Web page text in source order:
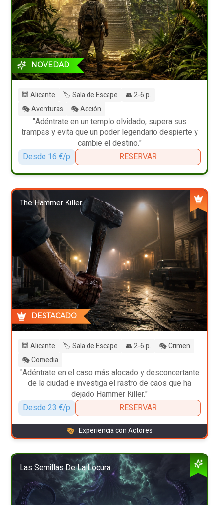
NOVEDAD
🕍 Alicante 🏷️ Sala de Escape
👥 2-6 p.
🎭 Aventuras
🎭 Acción
"Adéntrate en un templo olvidado, supera sus
trampas y evita que un poder legendario despierte y
cambie el destino."
Desde 16 €/p
RESERVAR
The Hammer Killer
DESTACADO
🕍 Alicante 🏷️ Sala de Escape 👥 2-6 p.
🎭 Crimen
🎭 Comedia
"Adéntrate en el caso más alocado y desconcertante
de la ciudad e investiga el rastro de caos que ha
dejado Hammer Killer."
Desde 23 €/p
RESERVAR
Experiencia con Actores
Las Semillas De La Locura